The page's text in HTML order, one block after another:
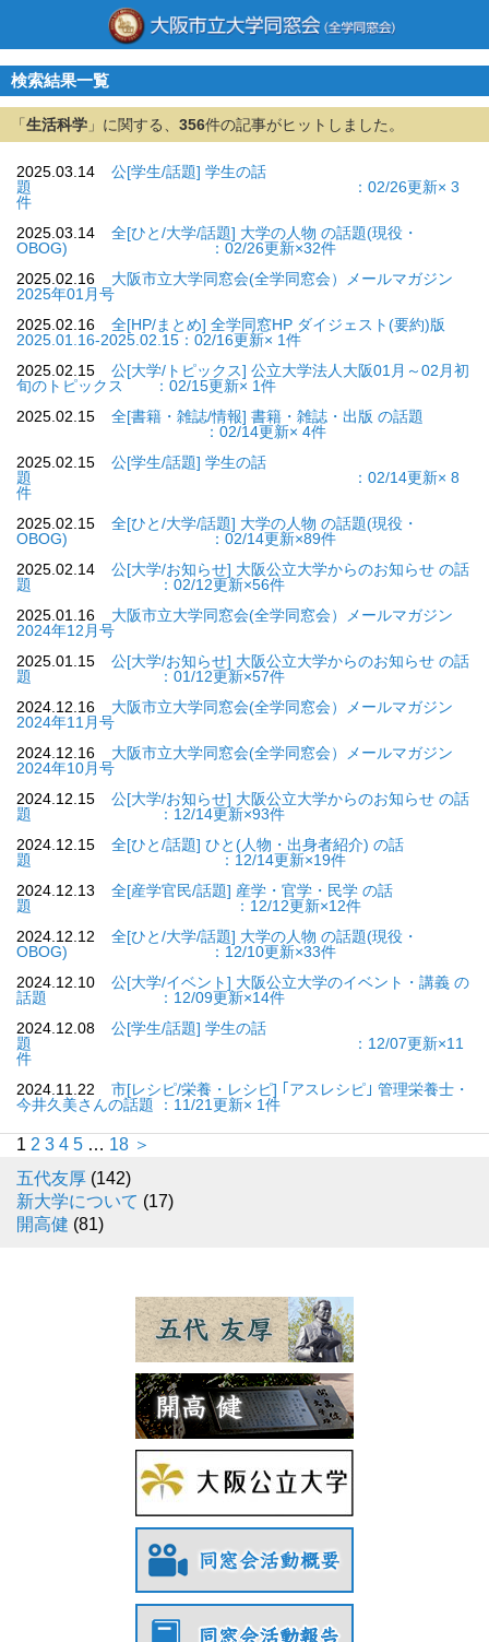
検索結果一覧
「 生活科学 」に関する、 356件の記事がヒットしました。
2025.03.14
公[学生/話題] 学生の話
題 ：02/26更新× 3
件
2025.03.14
全[ひと/大学/話題] 大学の人物 の話題(現役・
OBOG) ：02/26更新×32件
2025.02.16
大阪市立大学同窓会(全学同窓会）メールマガジン
2025年01月号
2025.02.16
全[HP/まとめ] 全学同窓HP ダイジェスト(要約)版
2025.01.16-2025.02.15：02/16更新× 1件
2025.02.15
公[大学/トピックス] 公立大学法人大阪01月～02月初
旬のトピックス ：02/15更新× 1件
2025.02.15
全[書籍・雑誌/情報] 書籍・雑誌・出版 の話題
：02/14更新× 4件
2025.02.15
公[学生/話題] 学生の話
題 ：02/14更新× 8
件
2025.02.15
全[ひと/大学/話題] 大学の人物 の話題(現役・
OBOG) ：02/14更新×89件
2025.02.14
公[大学/お知らせ] 大阪公立大学からのお知らせ の話
題 ：02/12更新×56件
2025.01.16
大阪市立大学同窓会(全学同窓会）メールマガジン
2024年12月号
2025.01.15
公[大学/お知らせ] 大阪公立大学からのお知らせ の話
題 ：01/12更新×57件
2024.12.16
大阪市立大学同窓会(全学同窓会）メールマガジン
2024年11月号
2024.12.16
大阪市立大学同窓会(全学同窓会）メールマガジン
2024年10月号
2024.12.15
公[大学/お知らせ] 大阪公立大学からのお知らせ の話
題 ：12/14更新×93件
2024.12.15
全[ひと/話題] ひと(人物・出身者紹介) の話
題 ：12/14更新×19件
2024.12.13
全[産学官民/話題] 産学・官学・民学 の話
題 ：12/12更新×12件
2024.12.12
全[ひと/大学/話題] 大学の人物 の話題(現役・
OBOG) ：12/10更新×33件
2024.12.10
公[大学/イベント] 大阪公立大学のイベント・講義 の
話題 ：12/09更新×14件
2024.12.08
公[学生/話題] 学生の話
題 ：12/07更新×11
件
2024.11.22
市[レシピ/栄養・レシピ] ｢アスレシピ｣ 管理栄養士・
今井久美さんの話題 ：11/21更新× 1件
1 2 3 4 5 … 18 ＞
五代友厚 (142)
新大学について (17)
開高健 (81)